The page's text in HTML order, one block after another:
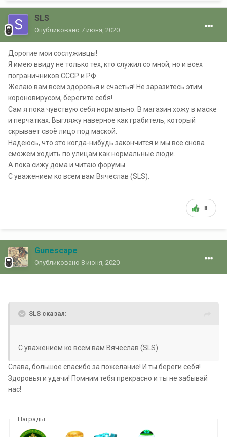
SLS
Опубликовано 7 июня, 2020
Дорогие мои сослуживцы!
Я имею ввиду не только тех, кто служил со мной, но и всех
пограничников СССР и РФ.
Желаю вам всем здоровья и счастья! Не заразитесь этим
короновирусом, берегите себя!
Сам я пока чувствую себя нормально. В магазин хожу в маске
и перчатках. Выгляжу наверное как грабитель, который
скрывает своё лицо под маской.
Надеюсь, что это когда-нибудь закончится и мы все снова
сможем ходить по улицам как нормальные люди.
А пока сижу дома и читаю форумы.
С уважением ко всем вам Вячеслав (SLS).
8
Gunescape
Опубликовано 8 июня, 2020
SLS сказал:
С уважением ко всем вам Вячеслав (SLS).
Слава, большое спасибо за пожелание! И ты береги себя!
Здоровья и удачи! Помним тебя прекрасно и ты не забывай
нас!
Награды